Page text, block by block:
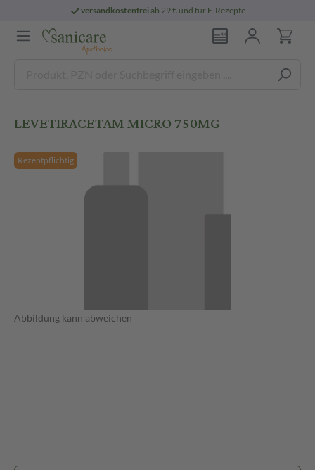
versandkostenfreiab 29 € und für E-Rezepte
LEVETIRACETAM MICRO 750MG
Rezeptpflichtig
Abbildung kann abweichen